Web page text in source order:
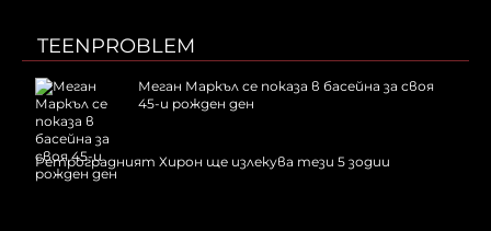
TEENPROBLEM
Меган Маркъл се показа в басейна за своя
45-и рожден ден
Ретроградният Хирон ще излекува тези 5 зодии